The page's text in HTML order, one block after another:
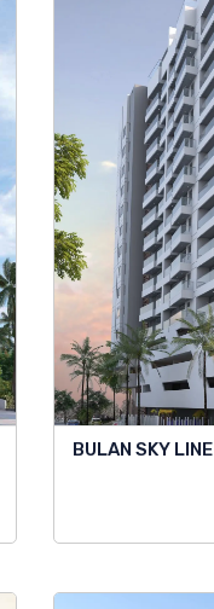
BULAN SKY LINE